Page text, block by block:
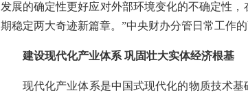
发展的确定性更好应对外部环境变化的不确定性
期稳定两大奇迹新篇章。”中央财办分管日常工作的
建设现代化产业体系 巩固壮大实体经济根基
现代化产业体系是中国式现代化的物质技术